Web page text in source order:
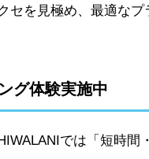
セを見極め、最適なプ
グ体験実施中
では「短時間